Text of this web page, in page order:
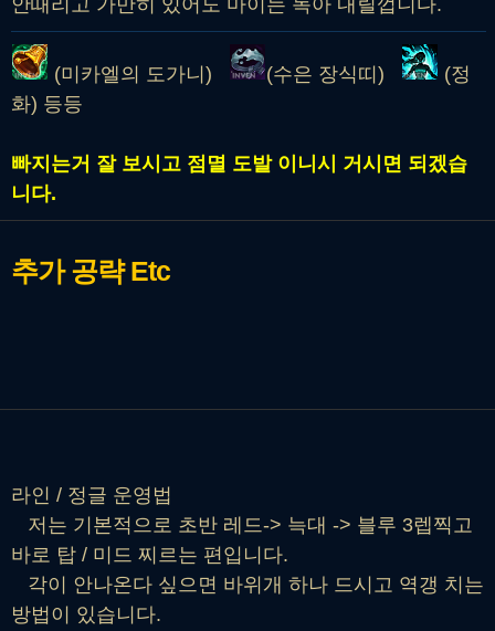
(미카엘의 도가니) (수은 장식띠)
(정
화) 등등
빠지는거 잘 보시고 점멸 도발 이니시 거시면 되겠습
니다.
추가 공략Etc
라인 / 정글 운영법
저는 기본적으로 초반 레드-> 늑대 -> 블루 3렙찍고
바로 탑 / 미드 찌르는 편입니다.
각이 안나온다 싶으면 바위개 하나 드시고 역갱 치는
방법이 있습니다.